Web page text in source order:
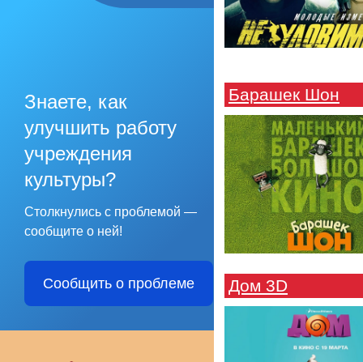
Знаете, как
улучшить работу
учреждения
культуры?
Столкнулись с проблемой —
сообщите о ней!
Сообщить о проблеме
Барашек Шон
Дом 3D